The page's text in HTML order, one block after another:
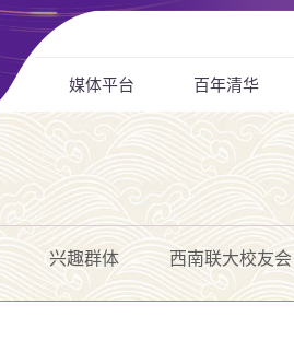
媒体平台 百年清华
兴趣群体 西南联大校友会